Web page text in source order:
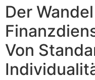
Der
Von